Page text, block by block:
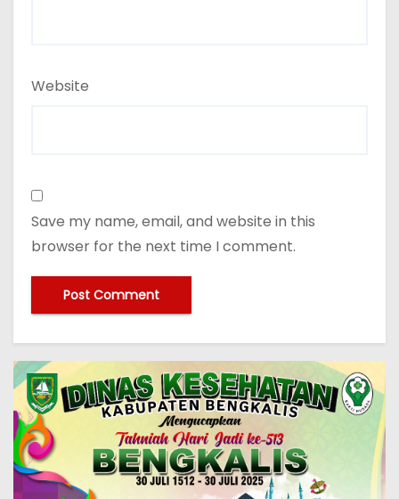
Website
Save my name, email, and website in this
browser for the next time I comment.